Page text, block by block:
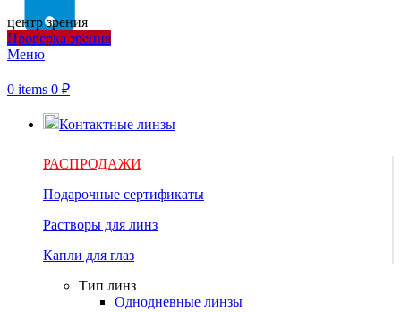
центр зрения
Проверка зрения
Меню
0 items 0 ₽
Контактные линзы
РАСПРОДАЖИ
Подарочные сертификаты
Растворы для линз
Капли для глаз
Тип линз
Однодневные линзы